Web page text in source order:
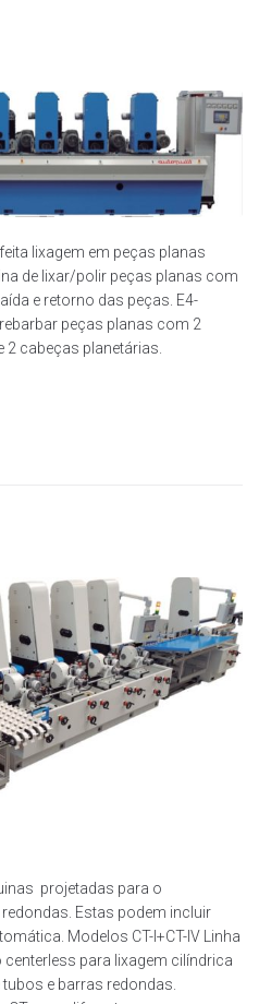
lixagem em peças planas
de lixar/polir peças planas com
e retorno das peças. E4-
peças planas com 2
cabeças planetárias.
projetadas para o
Estas podem incluir
Modelos CT-I+CT-IV Linha
para lixagem cilíndrica
e barras redondas.